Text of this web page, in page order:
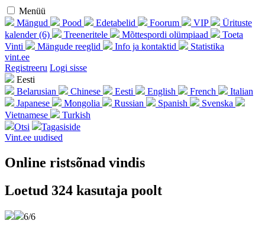
Menüü
Mängud
Pood Edetabelid Foorum VIP
Ürituste
kalender (6)
Treeneritele Mõttespordi olümpiaad
Toeta
Vinti
Mängude reeglid Info ja kontaktid
Statistika
vint.ee
Regist­reeru Logi sisse
Eesti
Belarusian
Chinese Eesti English French
Italian
Japanese
Mongolia Russian Spanish
Svenska
Vietnamese
Turkish
Otsi
Tagasiside
Vint.ee uudised
Online ristsõnad vindis
Loetud 324 kasutaja poolt
6/6